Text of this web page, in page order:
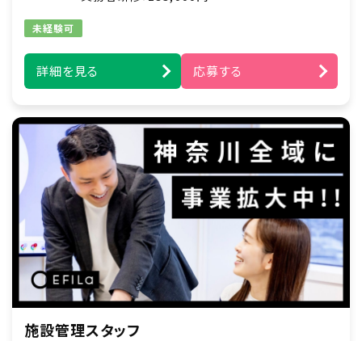
未経験可
詳細を見る 応募する
施設管理スタッフ